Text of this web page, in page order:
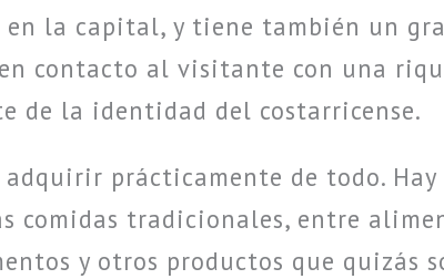
en la capital, y tiene también un
contacto al visitante con una
de la identidad del costarricense.
adquirir prácticamente de todo.
comidas tradicionales, entre
y otros productos que quizás